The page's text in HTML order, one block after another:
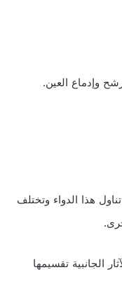
وإدماع العين.
هذا الدواء وتختلف
الجانبية تقسيمها